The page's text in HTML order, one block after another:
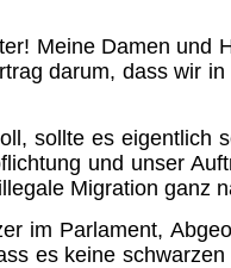
Meine Damen und
darum, dass wir
sollte es eigentlich
und unser
Migration ganz
im Parlament,
es keine